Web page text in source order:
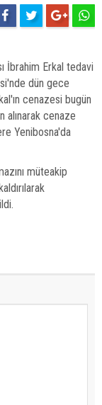
İbrahim Erkal tedavi
dün gece
cenazesi bugün
alınarak cenaze
Yenibosna'da
müteakip